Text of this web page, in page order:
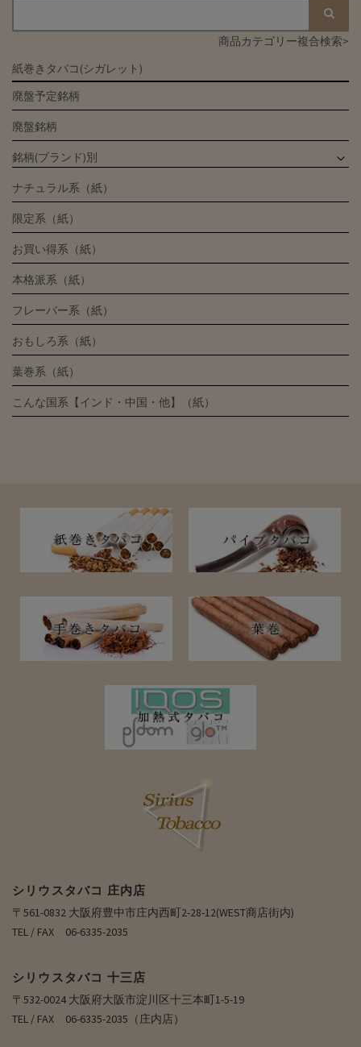
商品カテゴリー複合検索>
紙巻きタバコ(シガレット)
廃盤予定銘柄
廃盤銘柄
銘柄(ブランド)別
ナチュラル系（紙）
限定系（紙）
お買い得系（紙）
本格派系（紙）
フレーバー系（紙）
おもしろ系（紙）
葉巻系（紙）
こんな国系【インド・中国・他】（紙）
シリウスタバコ 庄内店
〒561-0832 大阪府豊中市庄内西町2-28-12(WEST商店街内)
TEL / FAX 06-6335-2035
シリウスタバコ 十三店
〒532-0024 大阪府大阪市淀川区十三本町1-5-19
TEL / FAX 06-6335-2035（庄内店）